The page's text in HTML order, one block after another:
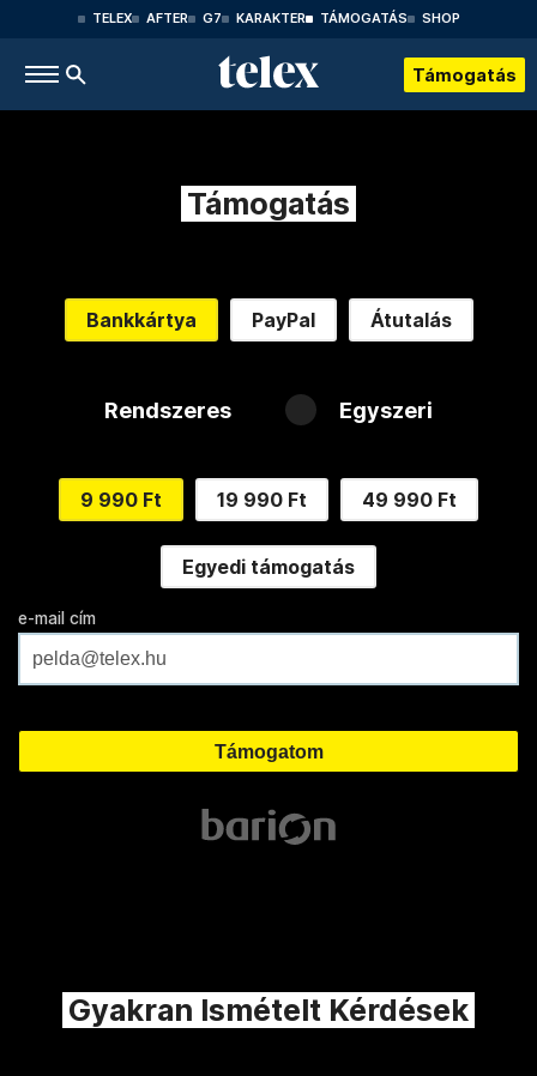
TELEX AFTER G7 KARAKTER TÁMOGATÁS SHOP
Támogatás
Támogatás
Bankkártya PayPal Átutalás
Rendszeres Egyszeri
9 990 Ft 19 990 Ft 49 990 Ft
Egyedi támogatás
e-mail cím
Gyakran Ismételt Kérdések